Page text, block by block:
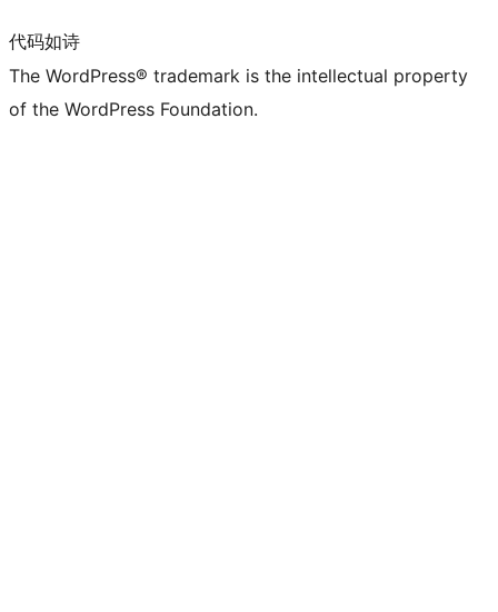
代码如诗
The WordPress® trademark is the intellectual property
of the WordPress Foundation.